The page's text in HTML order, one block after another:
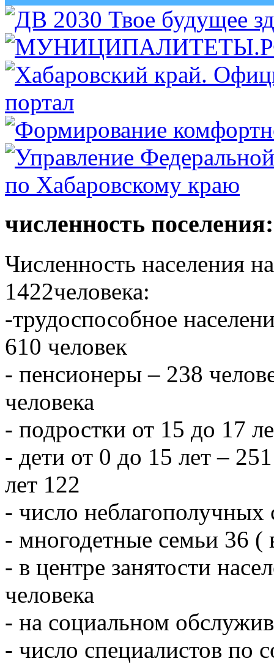
численность поселения:
Численность населения
1422человека:
-трудоспособное
610 человек
- пенсионеры – 238
человека
- подростки от 15 до 17
- дети от 0 до 15 лет –
лет 122
- число
- многодетные семьи 36 (
- в центре занятости
человека
- на социальном
- число специалистов по